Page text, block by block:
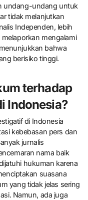
undang-undang untuk
tidak melanjutkan
Independen, lebih
mengalami
bahwa
berisiko tinggi.
terhadap
Indonesia?
di Indonesia
kebebasan pers dan
jurnalis
nama baik
hukuman karena
suasana
yang tidak jelas sering
Namun, ada juga